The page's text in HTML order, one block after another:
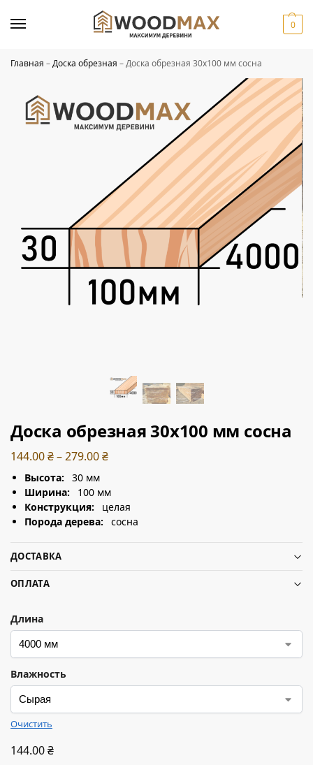
0
Главная –Доска обрезная –Доска обрезная 30х100 мм сосна
Доска обрезная 30х100 мм сосна
144.00₴–279.00₴
Высота: 30 мм
Ширина: 100 мм
Конструкция: целая
Порода дерева: сосна
ДОСТАВКА
ОПЛАТА
Длина
Влажность
Очистить
144.00₴